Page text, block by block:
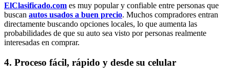
ElClasificado.com es muy popular y confiable entre personas que
buscan autos usados a buen precio. Muchos compradores entran
directamente buscando opciones locales, lo que aumenta las
probabilidades de que su auto sea visto por personas realmente
interesadas en comprar.
4. Proceso fácil, rápido y desde su celular